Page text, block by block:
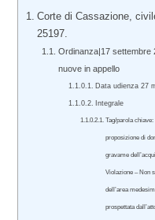
Corte di Cassazione,
25197.
Ordinanza|17 settembre
nuove in appello
Data udienza 27
Integrale
Tag/parola
proposizione di
gravame
Violazione – Non
dell’area
prospettata